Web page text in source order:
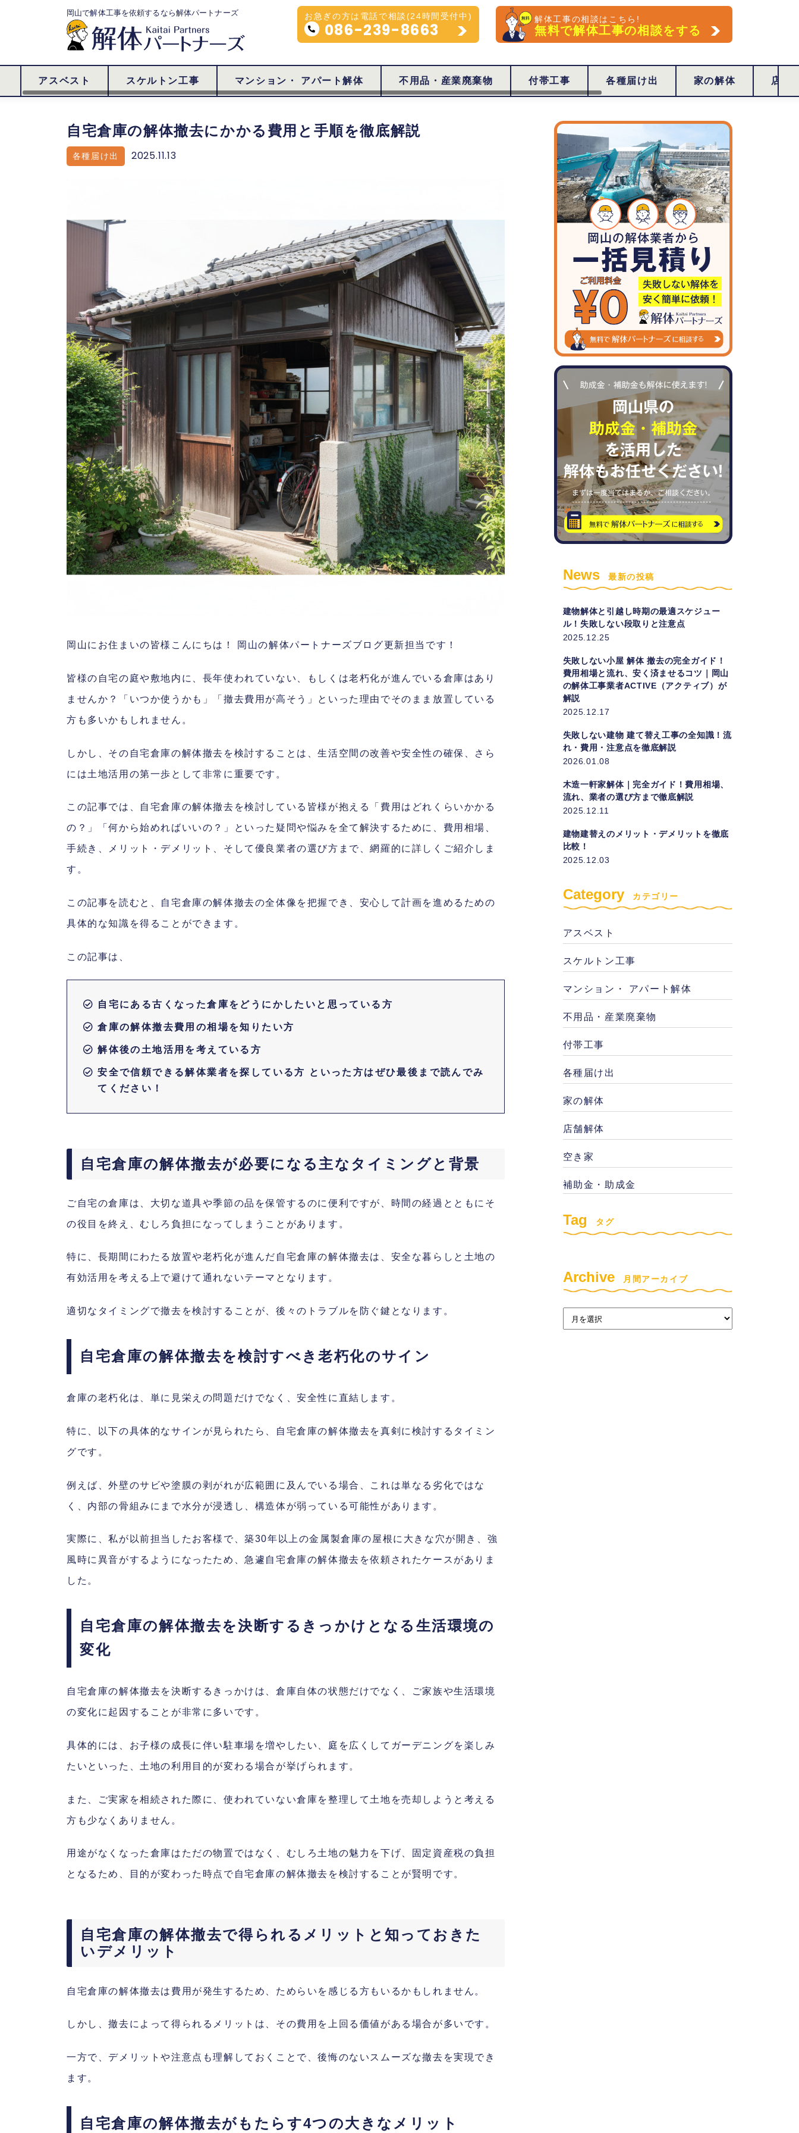
岡山で解体工事を依頼するなら解体パートナーズ お急ぎの方は電話で相談(24時間受付中)
086-239-8663
解体工事の相談はこちら!
無料で解体工事の相談をする
アスベスト スケルトン工事 マンション・ アパート解体 不用品・産業廃棄物 付帯工事 各種届け出 家の解体 店舗
自宅倉庫の解体撤去にかかる費用と手順を徹底解説
各種届け出 2025.11.13
岡山にお住まいの皆様こんにちは！ 岡山の解体パートナーズブログ更新担当です！
皆様の自宅の庭や敷地内に、長年使われていない、もしくは老朽化が進んでいる倉庫はあり
ませんか？「いつか使うかも」「撤去費用が高そう」といった理由でそのまま放置している
方も多いかもしれません。
しかし、その自宅倉庫の解体撤去を検討することは、生活空間の改善や安全性の確保、さら
には土地活用の第一歩として非常に重要です。
この記事では、自宅倉庫の解体撤去を検討している皆様が抱える「費用はどれくらいかかる
の？」「何から始めればいいの？」といった疑問や悩みを全て解決するために、費用相場、
手続き、メリット・デメリット、そして優良業者の選び方まで、網羅的に詳しくご紹介しま
す。
この記事を読むと、自宅倉庫の解体撤去の全体像を把握でき、安心して計画を進めるための
具体的な知識を得ることができます。
この記事は、
自宅にある古くなった倉庫をどうにかしたいと思っている方
倉庫の解体撤去費用の相場を知りたい方
解体後の土地活用を考えている方
安全で信頼できる解体業者を探している方 といった方はぜひ最後まで読んでみ
てください！
自宅倉庫の解体撤去が必要になる主なタイミングと背景
ご自宅の倉庫は、大切な道具や季節の品を保管するのに便利ですが、時間の経過とともにそ
の役目を終え、むしろ負担になってしまうことがあります。
特に、長期間にわたる放置や老朽化が進んだ自宅倉庫の解体撤去は、安全な暮らしと土地の
有効活用を考える上で避けて通れないテーマとなります。
適切なタイミングで撤去を検討することが、後々のトラブルを防ぐ鍵となります。
自宅倉庫の解体撤去を検討すべき老朽化のサイン
倉庫の老朽化は、単に見栄えの問題だけでなく、安全性に直結します。
特に、以下の具体的なサインが見られたら、自宅倉庫の解体撤去を真剣に検討するタイミン
グです。
例えば、外壁のサビや塗膜の剥がれが広範囲に及んでいる場合、これは単なる劣化ではな
く、内部の骨組みにまで水分が浸透し、構造体が弱っている可能性があります。
実際に、私が以前担当したお客様で、築30年以上の金属製倉庫の屋根に大きな穴が開き、強
風時に異音がするようになったため、急遽自宅倉庫の解体撤去を依頼されたケースがありま
した。
自宅倉庫の解体撤去を決断するきっかけとなる生活環境の
変化
自宅倉庫の解体撤去を決断するきっかけは、倉庫自体の状態だけでなく、ご家族や生活環境
の変化に起因することが非常に多いです。
具体的には、お子様の成長に伴い駐車場を増やしたい、庭を広くしてガーデニングを楽しみ
たいといった、土地の利用目的が変わる場合が挙げられます。
また、ご実家を相続された際に、使われていない倉庫を整理して土地を売却しようと考える
方も少なくありません。
用途がなくなった倉庫はただの物置ではなく、むしろ土地の魅力を下げ、固定資産税の負担
となるため、目的が変わった時点で自宅倉庫の解体撤去を検討することが賢明です。
自宅倉庫の解体撤去で得られるメリットと知っておきた
いデメリット
自宅倉庫の解体撤去は費用が発生するため、ためらいを感じる方もいるかもしれません。
しかし、撤去によって得られるメリットは、その費用を上回る価値がある場合が多いです。
一方で、デメリットや注意点も理解しておくことで、後悔のないスムーズな撤去を実現でき
ます。
自宅倉庫の解体撤去がもたらす4つの大きなメリット
News 最新の投稿
建物解体と引越し時期の最適スケジュー
ル！失敗しない段取りと注意点
2025.12.25
失敗しない小屋 解体 撤去の完全ガイド！
費用相場と流れ、安く済ませるコツ｜岡山
の解体工事業者ACTIVE（アクティブ）が
解説
2025.12.17
失敗しない建物 建て替え工事の全知識！流
れ・費用・注意点を徹底解説
2026.01.08
木造一軒家解体｜完全ガイド！費用相場、
流れ、業者の選び方まで徹底解説
2025.12.11
建物建替えのメリット・デメリットを徹底
比較！
2025.12.03
Category カテゴリー
アスベスト
スケルトン工事
マンション・ アパート解体
不用品・産業廃棄物
付帯工事
各種届け出
家の解体
店舗解体
空き家
補助金・助成金
Tag タグ
Archive 月間アーカイブ